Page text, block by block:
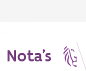
Nota's